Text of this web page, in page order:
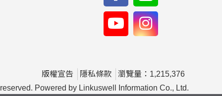
版權宣告 隱私條款
瀏覽量：1,215,376
Powered by Linkuswell Information Co., Ltd.